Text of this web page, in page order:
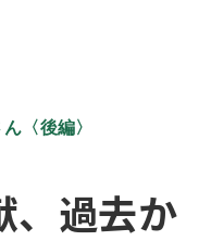
〈後編〉
、過去か